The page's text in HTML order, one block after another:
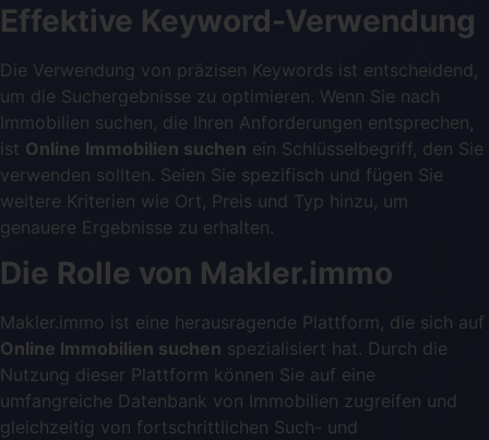
Effektive Keyword-Verwendung
Die Verwendung von präzisen Keywords ist entscheidend,
um die Suchergebnisse zu optimieren. Wenn Sie nach
Immobilien suchen, die Ihren Anforderungen entsprechen,
ist Online Immobilien suchen ein Schlüsselbegriff, den Sie
verwenden sollten. Seien Sie spezifisch und fügen Sie
weitere Kriterien wie Ort, Preis und Typ hinzu, um
genauere Ergebnisse zu erhalten.
Die Rolle von Makler.immo
Makler.immo ist eine herausragende Plattform, die sich auf
Online Immobilien suchen spezialisiert hat. Durch die
Nutzung dieser Plattform können Sie auf eine
umfangreiche Datenbank von Immobilien zugreifen und
gleichzeitig von fortschrittlichen Such- und